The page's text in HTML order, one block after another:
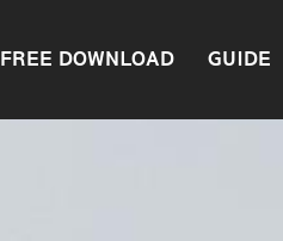
FREE DOWNLOAD GUIDE